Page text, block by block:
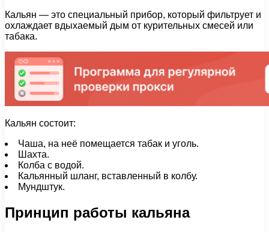
Кальян — это специальный прибор, который фильтрует и
охлаждает вдыхаемый дым от курительных смесей или
табака.
Кальян состоит:
Чаша, на неё помещается табак и уголь.
Шахта.
Колба с водой.
Кальянный шланг, вставленный в колбу.
Мундштук.
Принцип работы кальяна